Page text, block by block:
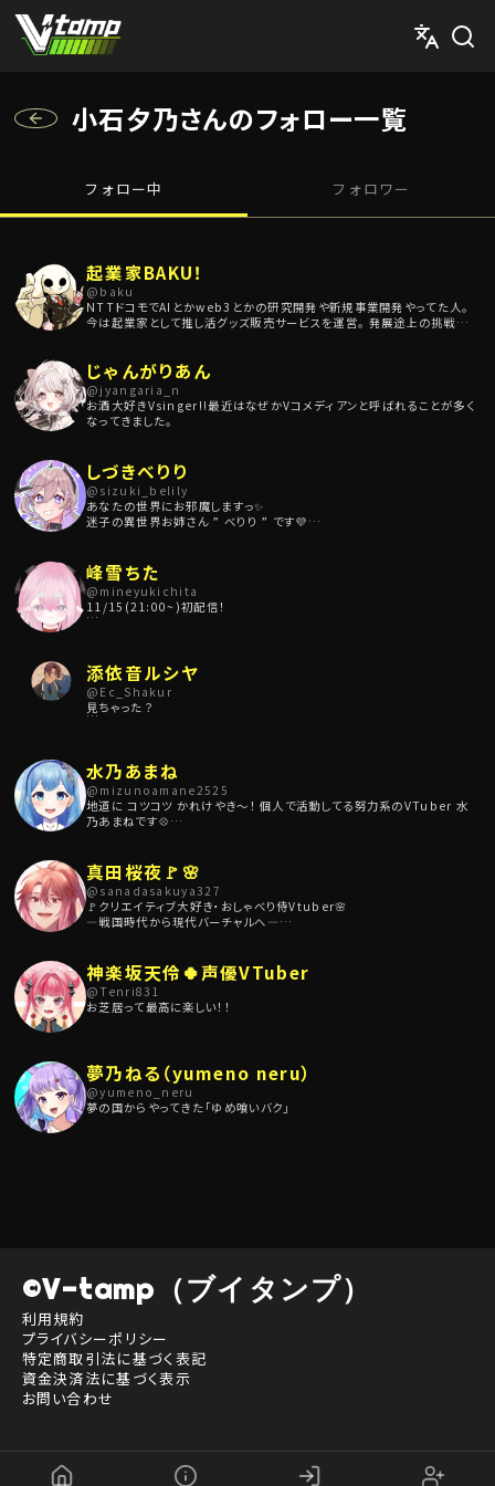
小石夕乃さんのフォロー一覧
フォロー中 フォロワー
起業家BAKU！
@ baku
NTTドコモでAIとかweb3とかの研究開発や新規事業開発やってた人。
今は起業家として推し活グッズ販売サービスを運営。 発展途上の挑戦者を
い！！！
じゃんがりあん
@ jyangaria_n
お酒大好きVsinger!!最近はなぜかVコメディアンと呼ばれることが多く
なってきました。
しづきべりり
@ sizuki_belily
あなたの世界にお邪魔しますっ✨
迷子の異世界お姉さん ” べりり ” です💜
✦魂の叫びが赤裸々すぎる同時視聴！？
✦食いしん坊さを生かしたグルメ🍰🍖トーク！
べりりの居る人生にしてみない？
峰雪ちた
@ mineyukichita
11/15(21:00~)初配信！
よければ仲良しさんになってくれませんか？
youtubeの投稿も頑張ってます！
添依音ルシヤ
@ Ec_Shakur
見ちゃった？
す。
朗読ではアナタの知らない昔の作品に出会えるチャンスがあるかもしれま
せん。
水乃あまね
@ mizunoamane2525
地道に コツコツ かれけやき～！ 個人で活動してる努力系のVTuber 水
乃あまねです💠
夢は朗読劇に出ること！
【あまねからの注意事項】
ギフト機能が実装されましたが、NFT（現状：「マンスリーボイスメダル」
思いやりの心を持って楽しい推し活にしましょう！
【あまね民さん向け ギフト関係のお願い】
す。他のVさんのメダルを送られても基本的に「誰よその女！」って突っ返し
ます
真田桜夜🚩🌸
@ sanadasakuya327
🚩クリエイティブ大好き・おしゃべり侍Vtuber🌸
―戦国時代から現代バーチャルへ―
神楽坂天伶🍀声優VTuber
@Tenri831
お芝居って最高に楽しい！！
夢乃ねる（yumeno neru）
@yumeno_neru
夢の国からやってきた「ゆめ喰いバク」
©V-tamp（ブイタンプ）
利用規約
プライバシーポリシー
特定商取引法に基づく表記
資金決済法に基づく表示
お問い合わせ